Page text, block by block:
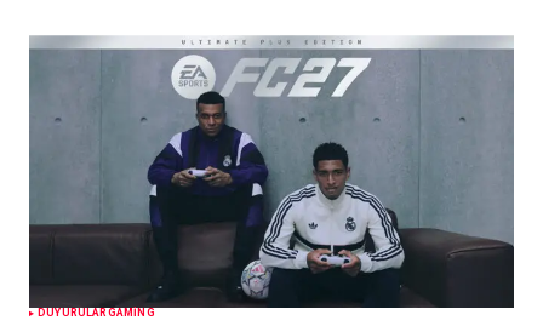
DUYURULAR GAMING